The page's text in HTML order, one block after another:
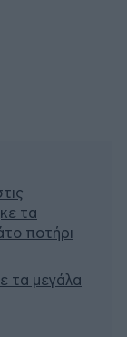
τα
ποτήρι
τα μεγάλα